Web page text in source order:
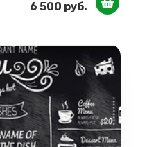
6 500 руб.